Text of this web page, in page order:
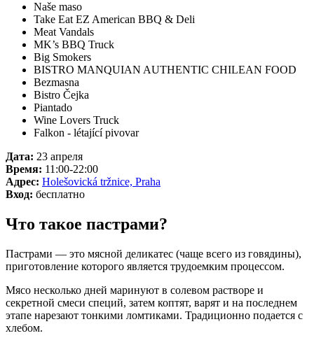
Naše maso
Take Eat EZ American BBQ & Deli
Meat Vandals
MK’s BBQ Truck
Big Smokers
BISTRO MANQUIAN AUTHENTIC CHILEAN FOOD
Bezmasna
Bistro Čejka
Piantado
Wine Lovers Truck
Falkon - létající pivovar
Дата: 23 апреля
Время: 11:00-22:00
Адрес: Holešovická tržnice, Praha
Вход: бесплатно
Что такое пастрами?
Пастрами — это мясной деликатес (чаще всего из говядины),
приготовление которого является трудоемким процессом.
Мясо несколько дней маринуют в солевом растворе и
секретной смеси специй, затем коптят, варят и на последнем
этапе нарезают тонкими ломтиками. Традиционно подается с
хлебом.